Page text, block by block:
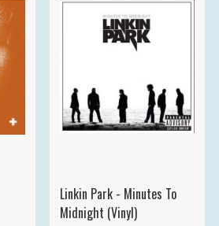
Linkin Park - Minutes To
Midnight (Vinyl)